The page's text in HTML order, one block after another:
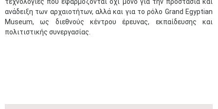
ανάδειξη των αρχαιοτήτων, αλλά και για το ρόλο Grand Egyptian
Museum, ως διεθνούς κέντρου έρευνας, εκπαίδευσης και
πολιτιστικής συνεργασίας.